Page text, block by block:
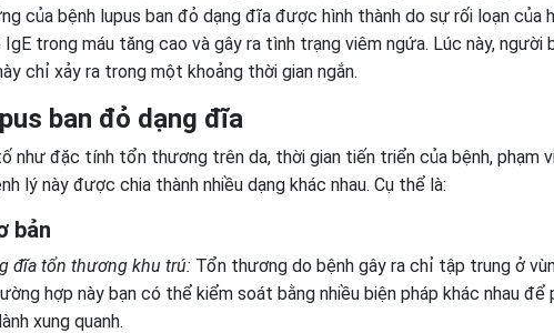
của bệnh lupus ban đỏ dạng đĩa được hình thành do sự rối loạn của
trong máu tăng cao và gây ra tình trạng viêm ngứa. Lúc này,
chỉ xảy ra trong một khoảng thời gian ngắn.
ban đỏ dạng đĩa
như đặc tính tổn thương trên da, thời gian tiến triển của bệnh, phạm
lý này được chia thành nhiều dạng khác nhau. Cụ thể là:
bản
đĩa tổn thương khu trú: Tổn thương do bệnh gây ra chỉ tập trung ở
hợp này bạn có thể kiểm soát bằng nhiều biện pháp khác nhau
xung quanh.